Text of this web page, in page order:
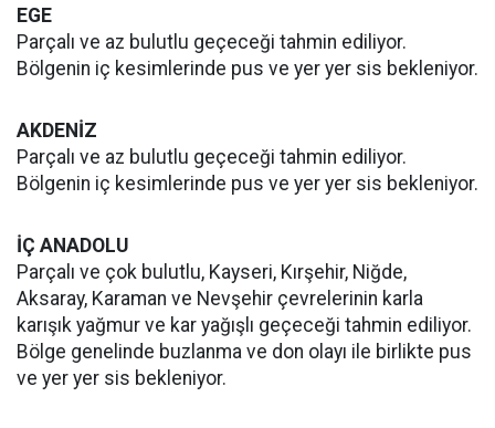
EGE
Parçalı ve az bulutlu geçeceği tahmin ediliyor.
Bölgenin iç kesimlerinde pus ve yer yer sis bekleniyor.
AKDENİZ
Parçalı ve az bulutlu geçeceği tahmin ediliyor.
Bölgenin iç kesimlerinde pus ve yer yer sis bekleniyor.
İÇ ANADOLU
Parçalı ve çok bulutlu, Kayseri, Kırşehir, Niğde,
Aksaray, Karaman ve Nevşehir çevrelerinin karla
karışık yağmur ve kar yağışlı geçeceği tahmin ediliyor.
Bölge genelinde buzlanma ve don olayı ile birlikte pus
ve yer yer sis bekleniyor.